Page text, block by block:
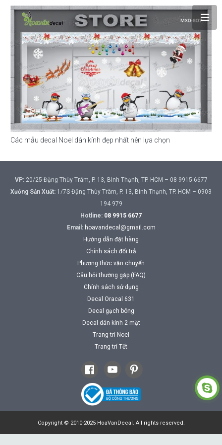
Các mẫu decal Noel dán kính đẹp nhất nên lựa chọn
VP:20/25 Đặng Thùy Trâm, P. 13, Bình Thạnh, TP. HCM – 08 9915 6677
Xưởng Sản Xuất: 1/7S Đặng Thùy Trâm, P. 13, Bình Thạnh, TP. HCM – 0903
194 979
Hotline: 08 9915 6677
Email: hoavandecal@gmail.com
Hướng dẫn đặt hàng
Chính sách đổi trả
Phương thức vận chuyển
Câu hỏi thường gặp (FAQ)
Chính sách sử dụng
Decal Oracal 631
Decal gạch bông
Decal dán kính 2 mặt
Trang trí Noel
Trang trí Tết
Copyright © 2010-2025 HoaVanDecal. All rights reserved.